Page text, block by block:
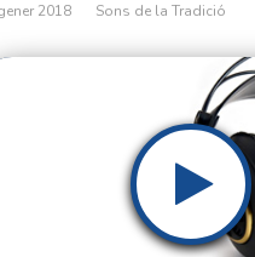
2018 Sons de la Tradició